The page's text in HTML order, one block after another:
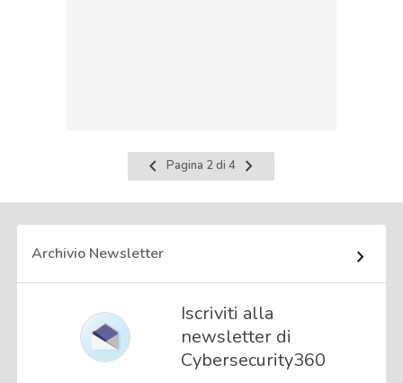
Pagina
precedente
Pagina 2 di 4
Pagina
successiva
Archivio Newsletter
Iscriviti alla
newsletter di
Cybersecurity360